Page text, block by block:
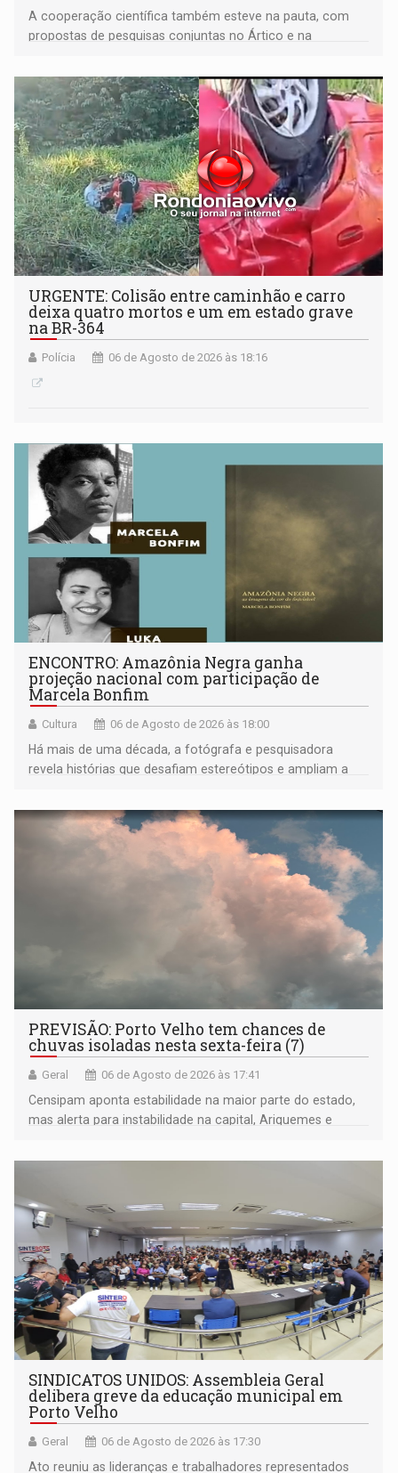
A cooperação científica também esteve na pauta, com
propostas de pesquisas conjuntas no Ártico e na
URGENTE: Colisão entre caminhão e carro
deixa quatro mortos e um em estado grave
na BR-364
Polícia 06 de Agosto de 2026 às 18:16
ENCONTRO: Amazônia Negra ganha
projeção nacional com participação de
Marcela Bonfim
Cultura 06 de Agosto de 2026 às 18:00
Há mais de uma década, a fotógrafa e pesquisadora
revela histórias que desafiam estereótipos e ampliam a
negras
PREVISÃO: Porto Velho tem chances de
chuvas isoladas nesta sexta-feira (7)
Geral 06 de Agosto de 2026 às 17:41
Censipam aponta estabilidade na maior parte do estado,
mas alerta para instabilidade na capital, Ariquemes e
SINDICATOS UNIDOS: Assembleia Geral
delibera greve da educação municipal em
Porto Velho
Geral 06 de Agosto de 2026 às 17:30
Ato reuniu as lideranças e trabalhadores representados